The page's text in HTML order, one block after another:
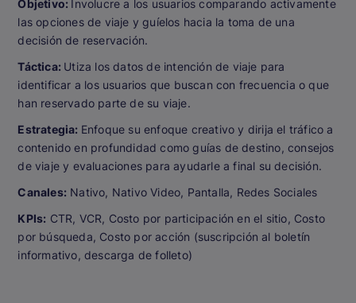
Objetivo: Involucre a los usuarios comparando activamente
las opciones de viaje y guíelos hacia la toma de una
decisión de reservación.
Táctica: Utiza los datos de intención de viaje para
identificar a los usuarios que buscan con frecuencia o que
han reservado parte de su viaje.
Estrategia: Enfoque su enfoque creativo y dirija el tráfico a
contenido en profundidad como guías de destino, consejos
de viaje y evaluaciones para ayudarle a final su decisión.
Canales: Nativo, Nativo Video, Pantalla, Redes Sociales
KPIs: CTR, VCR, Costo por participación en el sitio, Costo
por búsqueda, Costo por acción (suscripción al boletín
informativo, descarga de folleto)